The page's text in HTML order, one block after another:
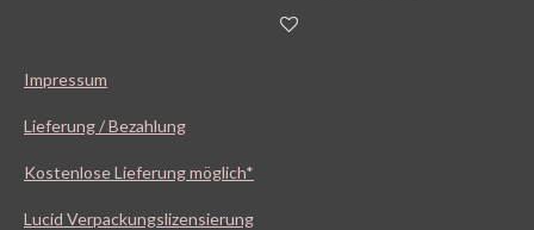
Impressum
Lieferung / Bezahlung
Kostenlose Lieferung möglich*
Lucid Verpackungslizensierung